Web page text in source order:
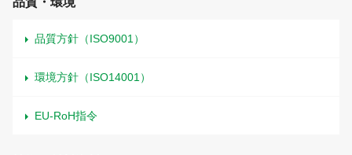
品質方針（ISO9001）
環境方針（ISO14001）
EU-RoH指令